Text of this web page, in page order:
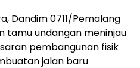
Dandim 0711/Pemalang
tamu undangan meninjau
pembangunan fisik
jalan baru